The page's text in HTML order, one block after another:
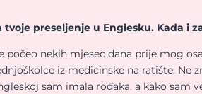
preseljenje u Englesku. Kada i
počeo nekih mjesec dana prije mog
iz medicinske na ratište.
sam imala rođaka, a kako